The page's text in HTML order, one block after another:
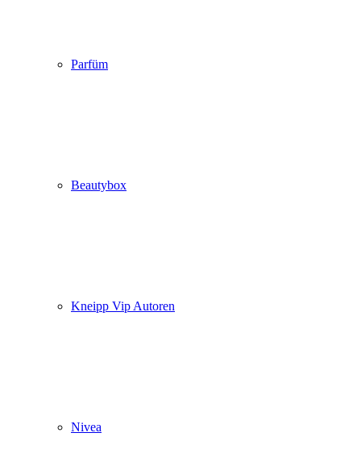
Parfüm
Beautybox
Kneipp Vip Autoren
Nivea